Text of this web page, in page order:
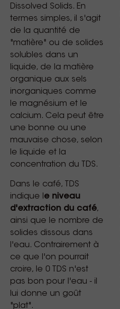
Dissolved Solids. En
termes simples, il s'agit
de la quantité de
"matière" ou de solides
solubles dans un
liquide, de la matière
organique aux sels
inorganiques comme
le magnésium et le
calcium. Cela peut être
une bonne ou une
mauvaise chose, selon
le liquide et la
concentration du TDS.
Dans le café, TDS
indique l e niveau
d'extraction du café,
ainsi que le nombre de
solides dissous dans
l'eau. Contrairement à
ce que l'on pourrait
croire, le 0 TDS n'est
pas bon pour l'eau - il
lui donne un goût
"plat".